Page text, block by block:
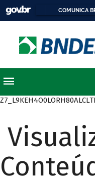
COMUNICA